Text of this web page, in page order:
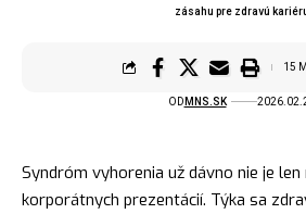
zásahu pre zdravú
OD MNS.SK
15
Syndróm vyhorenia už dávno nie je
korporátnych prezentácií. Týka sa